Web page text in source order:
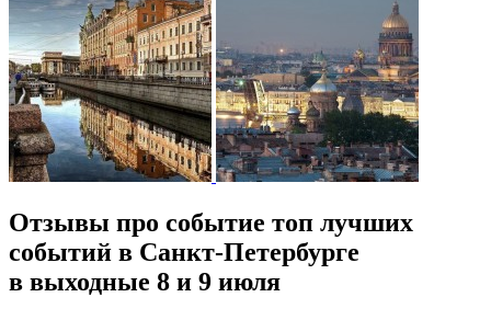
Отзывы про событие топ лучших
событий в Санкт-Петербурге
в выходные 8 и 9 июля